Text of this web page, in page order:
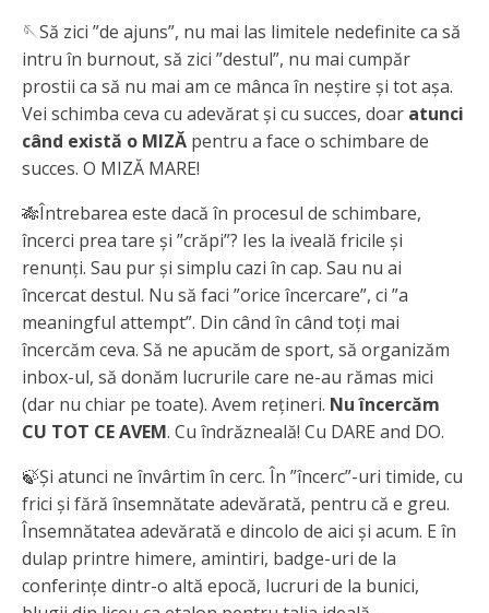
🪡Să zici ”de ajuns”, nu mai las limitele nedefinite ca să
intru în burnout, să zici ”destul”, nu mai cumpăr
prostii ca să nu mai am ce mânca în neștire și tot așa.
Vei schimba ceva cu adevărat și cu succes, doar atunci
când există o MIZĂ pentru a face o schimbare de
succes. O MIZĂ MARE!
🎋Întrebarea este dacă în procesul de schimbare,
încerci prea tare și ”crăpi”? Ies la iveală fricile și
renunți. Sau pur și simplu cazi în cap. Sau nu ai
încercat destul. Nu să faci ”orice încercare”, ci ”a
meaningful attempt”. Din când în când toți mai
încercăm ceva. Să ne apucăm de sport, să organizăm
inbox-ul, să donăm lucrurile care ne-au rămas mici
(dar nu chiar pe toate). Avem rețineri. Nu încercăm
CU TOT CE AVEM. Cu îndrăzneală! Cu DARE and DO.
🍃Și atunci ne învârtim în cerc. În ”încerc”-uri timide, cu
frici și fără însemnătate adevărată, pentru că e greu.
Însemnătatea adevărată e dincolo de aici și acum. E în
dulap printre himere, amintiri, badge-uri de la
conferințe dintr-o altă epocă, lucruri de la bunici,